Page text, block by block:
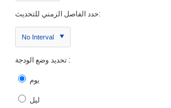
حدد الفاصل الزمني للتحديث:
No Interval
تحديد وضع الودجة :
يوم
ليل